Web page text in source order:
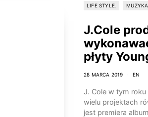
LIFE STYLE MUZYKA
J.Cole
płyty
28 MARCA 2019 EN
J. Cole w tym roku
wielu projektach
jest premiera